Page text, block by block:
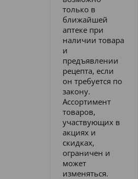
только в
ближайшей
аптеке при
наличии товара
и
предъявлении
рецепта, если
он требуется по
закону.
Ассортимент
товаров,
участвующих в
акциях и
скидках,
ограничен и
может
изменяться.